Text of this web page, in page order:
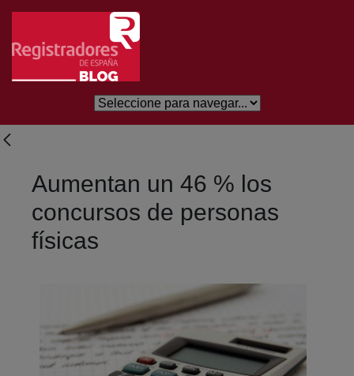
Eduki nagusira joan
Aumentan un 46 % los
concursos de personas
físicas